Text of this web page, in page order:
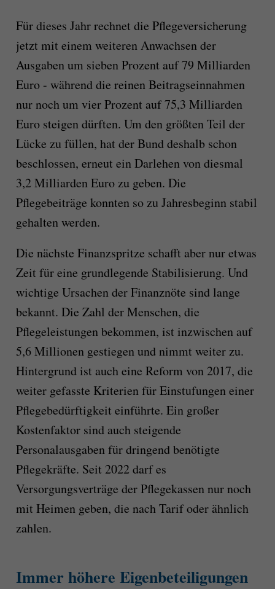
Für dieses Jahr rechnet die Pflegeversicherung
jetzt mit einem weiteren Anwachsen der
Ausgaben um sieben Prozent auf 79 Milliarden
Euro - während die reinen Beitragseinnahmen
nur noch um vier Prozent auf 75,3 Milliarden
Euro steigen dürften. Um den größten Teil der
Lücke zu füllen, hat der Bund deshalb schon
beschlossen, erneut ein Darlehen von diesmal
3,2 Milliarden Euro zu geben. Die
Pflegebeiträge konnten so zu Jahresbeginn stabil
gehalten werden.
Die nächste Finanzspritze schafft aber nur etwas
Zeit für eine grundlegende Stabilisierung. Und
wichtige Ursachen der Finanznöte sind lange
bekannt. Die Zahl der Menschen, die
Pflegeleistungen bekommen, ist inzwischen auf
5,6 Millionen gestiegen und nimmt weiter zu.
Hintergrund ist auch eine Reform von 2017, die
weiter gefasste Kriterien für Einstufungen einer
Pflegebedürftigkeit einführte. Ein großer
Kostenfaktor sind auch steigende
Personalausgaben für dringend benötigte
Pflegekräfte. Seit 2022 darf es
Versorgungsverträge der Pflegekassen nur noch
mit Heimen geben, die nach Tarif oder ähnlich
zahlen.
Immer höhere Eigenbeteiligungen